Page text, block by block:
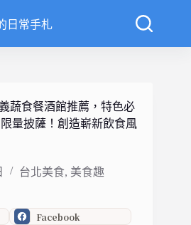
日常手札
義蔬食餐酒館推薦，特色必
量披薩！創造嶄新飲食風
台北美食, 美食趣
Facebook